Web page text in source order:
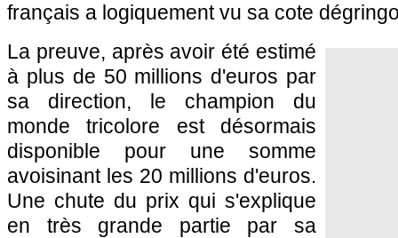
français a logiquement vu sa cote
La preuve, après avoir été estimé
à plus de 50 millions d'euros par
sa direction, le champion du
monde tricolore est désormais
disponible pour une somme
avoisinant les 20 millions d'euros.
Une chute du prix qui s'explique
en très grande partie par sa